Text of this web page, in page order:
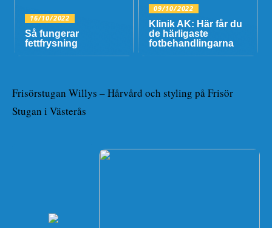
16/10/2022
Så fungerar
fettfrysning
09/10/2022
Klinik AK: Här får du
de härligaste
fotbehandlingarna
Frisörstugan Willys – Hårvård och styling på Frisör
Stugan i Västerås